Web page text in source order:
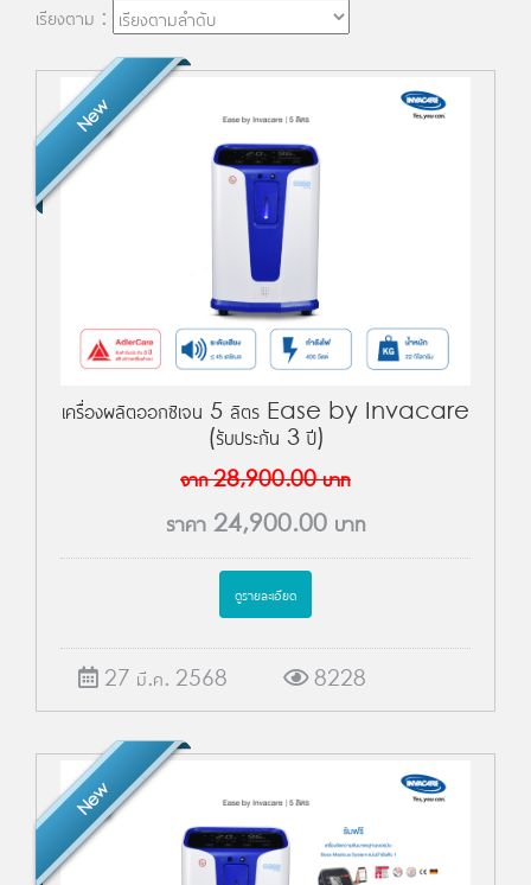
เรียงตาม :
New
เครื่องผลิตออกซิเจน 5 ลิตร Ease by Invacare
(รับประกัน 3 ปี)
จาก28,900.00บาท
ราคา 24,900.00 บาท
ดูรายละเอียด
27 มี.ค. 2568 8228
New